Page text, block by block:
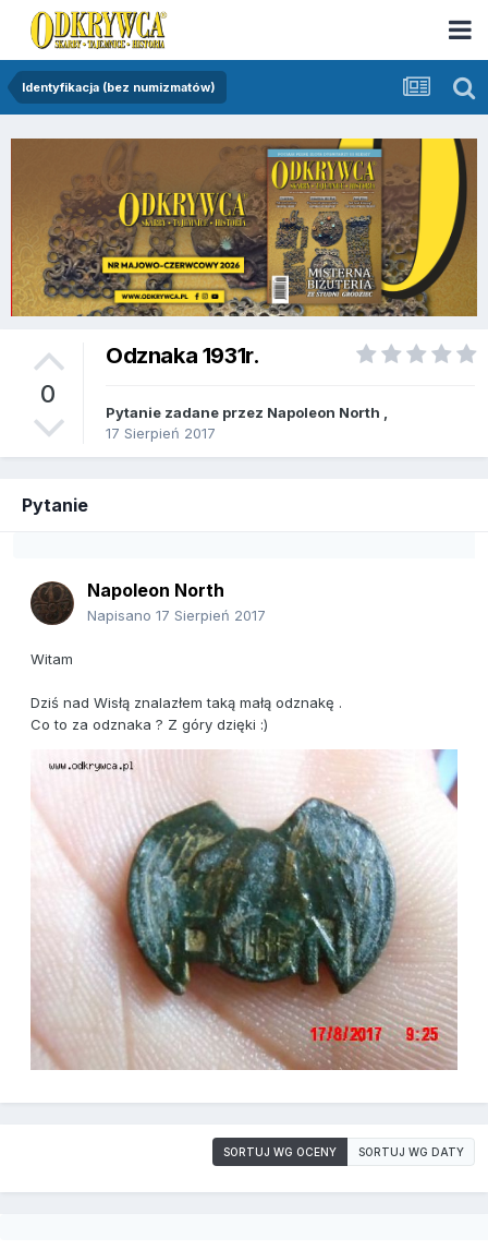
Identyfikacja (bez numizmatów)
0
Odznaka 1931r.
Pytanie zadane przez Napoleon North
17 Sierpień 2017
Pytanie
Napoleon North
Napisano 17 Sierpień 2017
Witam
Dziś nad Wisłą znalazłem taką małą odznakę .
Co to za odznaka ? Z góry dzięki :)
SORTUJ WG OCENY SORTUJ WG DATY